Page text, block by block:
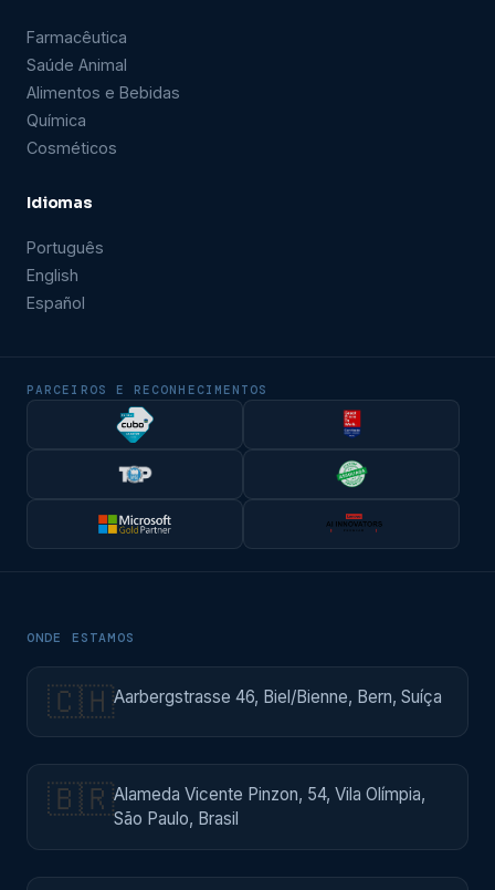
Farmacêutica
Saúde Animal
Alimentos e Bebidas
Química
Cosméticos
Idiomas
Português
English
Español
PARCEIROS E RECONHECIMENTOS
ONDE ESTAMOS
🇨🇭Aarbergstrasse 46, Biel/Bienne, Bern, Suíça
🇧🇷Alameda Vicente Pinzon, 54, Vila Olímpia,
São Paulo, Brasil